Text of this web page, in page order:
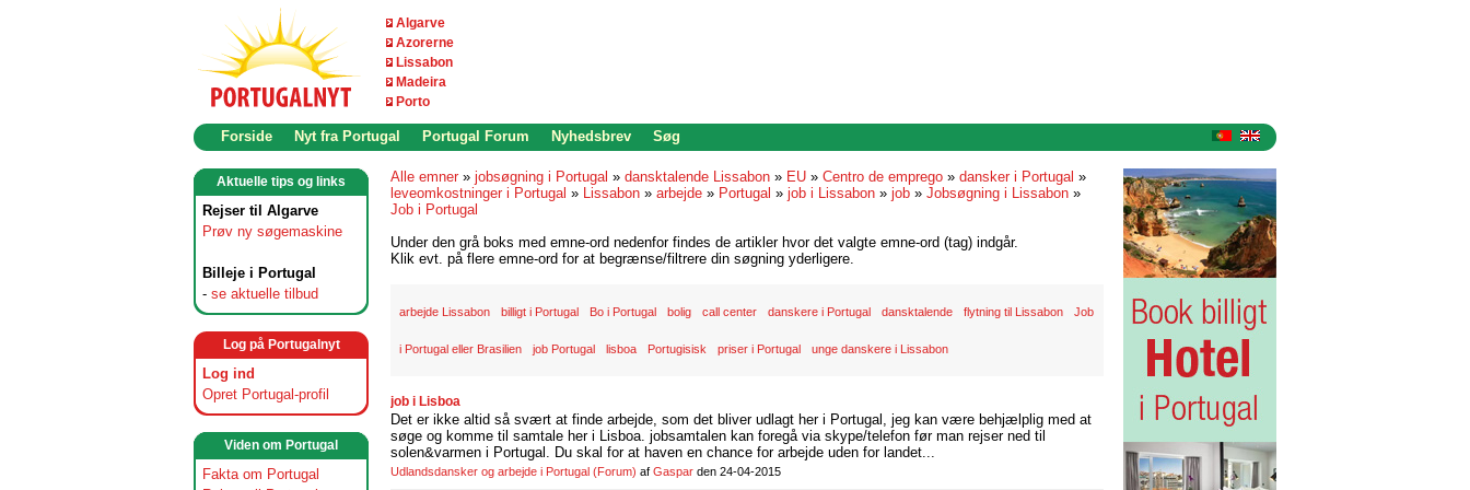
Algarve
Azorerne
Lissabon
Madeira
Porto
Forside Nyt fra Portugal Portugal Forum Nyhedsbrev Søg
Aktuelle tips og links
Rejser til Algarve
Prøv ny søgemaskine
Billeje i Portugal
- se aktuelle tilbud
Log på Portugalnyt
Log ind
Opret Portugal-profil
Viden om Portugal
Fakta om Portugal
Alle emner » jobsøgning i Portugal » dansktalende Lissabon » EU » Centro de emprego » dansker i Portugal »
leveomkostninger i Portugal » Lissabon » arbejde » Portugal » job i Lissabon » job » Jobsøgning i Lissabon »
Job i Portugal
Under den grå boks med emne-ord nedenfor findes de artikler hvor det valgte emne-ord (tag) indgår.
Klik evt. på flere emne-ord for at begrænse/filtrere din søgning yderligere.
arbejde Lissabon billigt i Portugal Bo i Portugal bolig call center danskere i Portugal dansktalende flytning til Lissabon Job
i Portugal eller Brasilien job Portugal lisboa Portugisisk priser i Portugal unge danskere i Lissabon
job i Lisboa
Det er ikke altid så svært at finde arbejde, som det bliver udlagt her i Portugal, jeg kan være behjælplig med at
søge og komme til samtale her i Lisboa. jobsamtalen kan foregå via skype/telefon før man rejser ned til
solen&varmen i Portugal. Du skal for at haven en chance for arbejde uden for landet...
Udlandsdansker og arbejde i Portugal (Forum) af Gaspar den 24-04-2015